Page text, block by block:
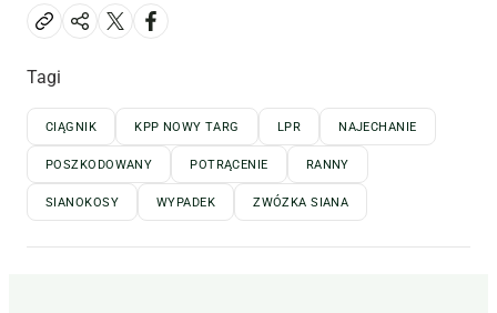
Tagi
CIĄGNIK KPP NOWY TARG LPR NAJECHANIE
POSZKODOWANY POTRĄCENIE RANNY
SIANOKOSY WYPADEK ZWÓZKA SIANA